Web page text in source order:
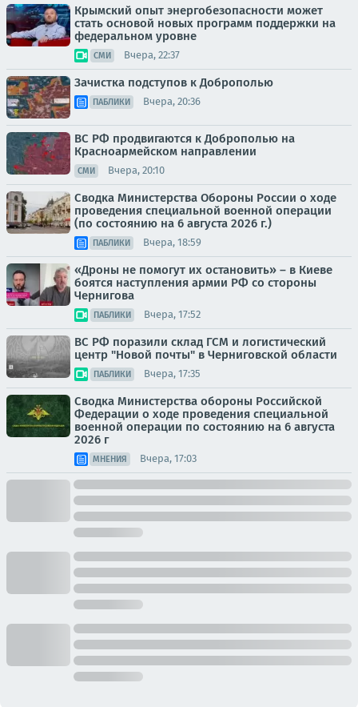
Крымский опыт энергобезопасности может
стать основой новых программ поддержки на
федеральном уровне
СМИ Вчера, 22:37
Зачистка подступов к Доброполью
ПАБЛИКИ Вчера, 20:36
ВС РФ продвигаются к Доброполью на
Красноармейском направлении
СМИ Вчера, 20:10
Сводка Министерства Обороны России о ходе
проведения специальной военной операции
(по состоянию на 6 августа 2026 г.)
ПАБЛИКИ Вчера, 18:59
«Дроны не помогут их остановить» – в Киеве
боятся наступления армии РФ со стороны
Чернигова
ПАБЛИКИ Вчера, 17:52
ВС РФ поразили склад ГСМ и логистический
центр "Новой почты" в Черниговской области
ПАБЛИКИ Вчера, 17:35
Сводка Министерства обороны Российской
Федерации о ходе проведения специальной
военной операции по состоянию на 6 августа
2026 г
МНЕНИЯ Вчера, 17:03